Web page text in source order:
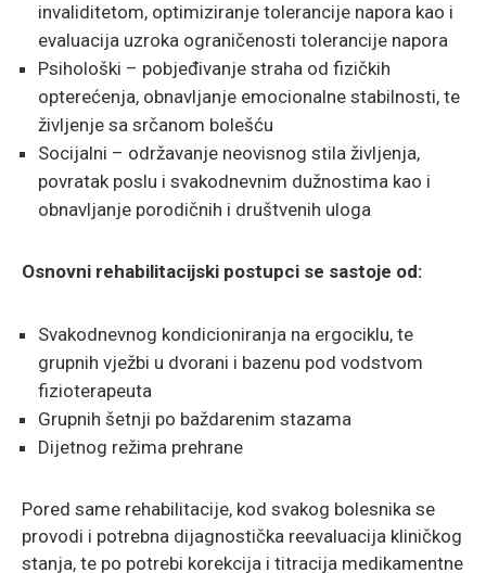
invaliditetom, optimiziranje tolerancije napora kao i
evaluacija uzroka ograničenosti tolerancije napora
Psihološki – pobjeđivanje straha od fizičkih
opterećenja, obnavljanje emocionalne stabilnosti, te
življenje sa srčanom bolešću
Socijalni – održavanje neovisnog stila življenja,
povratak poslu i svakodnevnim dužnostima kao i
obnavljanje porodičnih i društvenih uloga
Osnovni rehabilitacijski postupci se sastoje od:
Svakodnevnog kondicioniranja na ergociklu, te
grupnih vježbi u dvorani i bazenu pod vodstvom
fizioterapeuta
Grupnih šetnji po baždarenim stazama
Dijetnog režima prehrane
Pored same rehabilitacije, kod svakog bolesnika se
provodi i potrebna dijagnostička reevaluacija kliničkog
stanja, te po potrebi korekcija i titracija medikamentne